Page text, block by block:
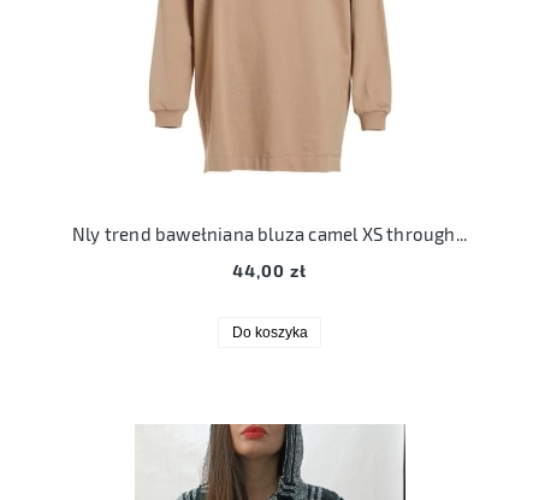
Nly trend bawełniana bluza camel XS through the hood sweat
44,00 zł
Do koszyka